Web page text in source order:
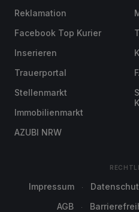
Reklamation
Facebook Top Kurier
Inserieren
Trauerportal
Stellenmarkt
Immobilienmarkt
AZUBI NRW
Impressum
AGB